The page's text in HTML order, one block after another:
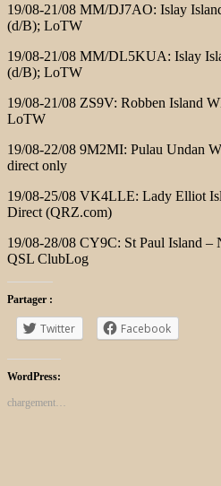
19/08-21/08 MM/DJ7AO: Islay
(d/B); LoTW
19/08-21/08 MM/DL5KUA: Islay
(d/B); LoTW
19/08-21/08 ZS9V: Robben Island
LoTW
19/08-22/08 9M2MI: Pulau Undan
direct only
19/08-25/08 VK4LLE: Lady Elliot
Direct (QRZ.com)
19/08-28/08 CY9C: St Paul Island
QSL ClubLog
Partager :
Twitter Facebook
WordPress:
chargement…